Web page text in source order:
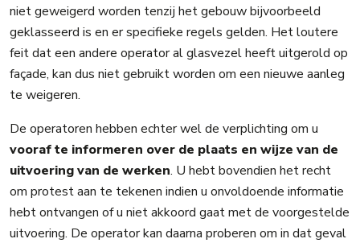
niet geweigerd worden tenzij het gebouw bijvoorbeeld
geklasseerd is en er specifieke regels gelden. Het loutere
feit dat een andere operator al glasvezel heeft uitgerold op
façade, kan dus niet gebruikt worden om een nieuwe aanleg
te weigeren.
De operatoren hebben echter wel de verplichting om u
vooraf te informeren over de plaats en wijze van de
uitvoering van de werken. U hebt bovendien het recht
om protest aan te tekenen indien u onvoldoende informatie
hebt ontvangen of u niet akkoord gaat met de voorgestelde
uitvoering. De operator kan daarna proberen om in dat geval